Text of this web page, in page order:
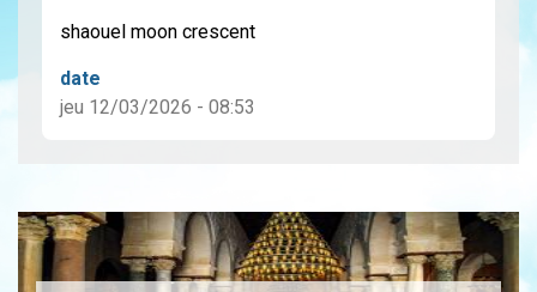
shaouel moon crescent
date
jeu 12/03/2026 - 08:53